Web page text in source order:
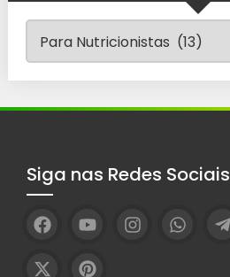
Siga nas Redes Sociais